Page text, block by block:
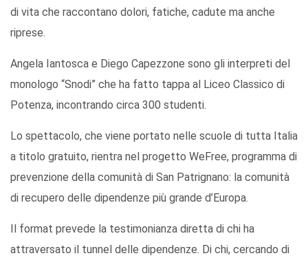
di vita che raccontano dolori, fatiche, cadute ma anche
riprese.
Angela Iantosca e Diego Capezzone sono gli interpreti del
monologo “Snodi” che ha fatto tappa al Liceo Classico di
Potenza, incontrando circa 300 studenti.
Lo spettacolo, che viene portato nelle scuole di tutta Italia
a titolo gratuito, rientra nel progetto WeFree, programma di
prevenzione della comunità di San Patrignano: la comunità
di recupero delle dipendenze più grande d’Europa.
Il format prevede la testimonianza diretta di chi ha
attraversato il tunnel delle dipendenze. Di chi, cercando di